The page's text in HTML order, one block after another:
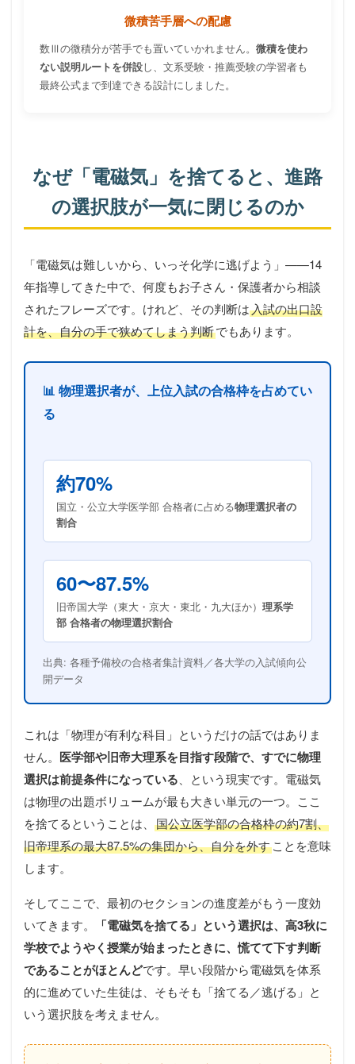
微積苦手層への配慮
数Ⅲの微積分が苦手でも置いていかれません。 微積を使わ
ない説明ルートを併設し、文系受験・推薦受験の学習者も
最終公式まで到達できる設計にしました。
なぜ「電磁気」を捨てると、進路
の選択肢が一気に閉じるのか
「電磁気は難しいから、いっそ化学に逃げよう」——14
年指導してきた中で、何度もお子さん・保護者から相談
されたフレーズです。けれど、その判断は入試の出口設
計を、自分の手で狭めてしまう判断でもあります。
📊 物理選択者が、上位入試の合格枠を占めてい
る
約70%
国立・公立大学医学部 合格者に占める物理選択者の
割合
60〜87.5%
旧帝国大学（東大・京大・東北・九大ほか） 理系学
部 合格者の物理選択割合
出典: 各種予備校の合格者集計資料／各大学の入試傾向公
開データ
これは「物理が有利な科目」というだけの話ではありま
せん。 医学部や旧帝大理系を目指す段階で、すでに物理
選択は前提条件になっている 、という現実です。電磁気
は物理の出題ボリュームが最も大きい単元の一つ。ここ
を捨てるということは、 国公立医学部の合格枠の約7割、
旧帝理系の最大87.5%の集団から、自分を外すことを意味
します。
そしてここで、最初のセクションの進度差がもう一度効
いてきます。
「電磁気を捨てる」という選択は、高3秋に
学校でようやく授業が始まったときに、慌てて下す判断
であることがほとんどです。早い段階から電磁気を体系
的に進めていた生徒は、そもそも「捨てる／逃げる」と
いう選択肢を考えません。